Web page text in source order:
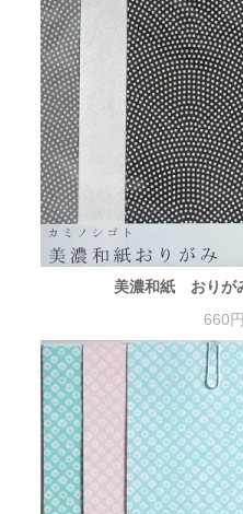
美濃和紙 おり
660